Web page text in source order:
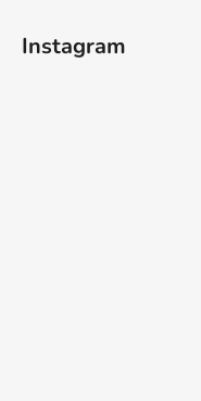
Instagram